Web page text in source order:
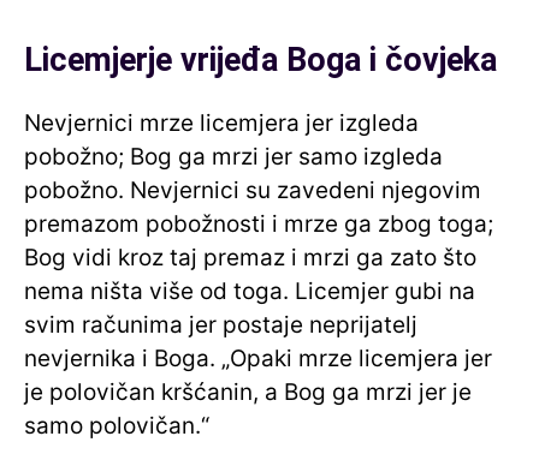
Licemjerje vrijeđa Boga i čovjeka
Nevjernici mrze licemjera jer izgleda
pobožno; Bog ga mrzi jer samo izgleda
pobožno. Nevjernici su zavedeni njegovim
premazom pobožnosti i mrze ga zbog toga;
Bog vidi kroz taj premaz i mrzi ga zato što
nema ništa više od toga. Licemjer gubi na
svim računima jer postaje neprijatelj
nevjernika i Boga. „Opaki mrze licemjera jer
je polovičan kršćanin, a Bog ga mrzi jer je
samo polovičan.“